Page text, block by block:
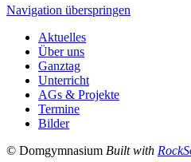
Navigation überspringen
Aktuelles
Über uns
Ganztag
Unterricht
AGs & Projekte
Termine
Bilder
© Domgymnasium Built with